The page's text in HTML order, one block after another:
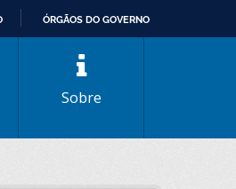
ÓRGÃOS DO GOVERNO
Sobre